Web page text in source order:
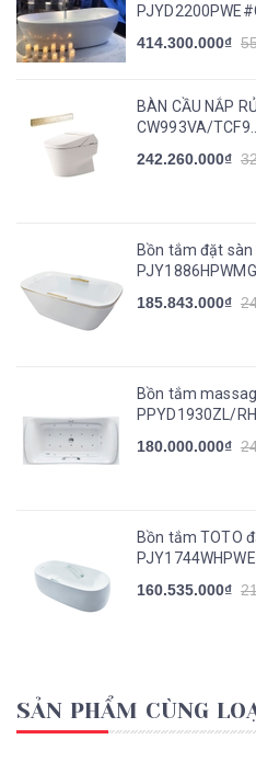
414.300.000₫
BÀN CẦU NẮP RỬA ĐIỆN TỬ NEOREST :
CW993VA/TCF9...
242.260.000₫
Bồn tắm đặt sàn
185.843.000₫
Bồn tắm
PPYD1930ZL/
180.000.000₫
Bồn tắm TOTO
160.535.000₫
SẢN PHẨM CÙNG